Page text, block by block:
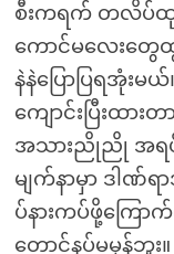
စီးကရက် တလိပ်ထု
ကောင်မလေးတွေ
နဲနဲပြောပြရအုံ
ကျောင်းပြီးထာ
အသားညိုညို အရပ်
မျက်နာမှာ ဒါဏ်
ပ်နားကပ်ဖို့ကြေ
တောင်နပ်မမှန်ဘူး။